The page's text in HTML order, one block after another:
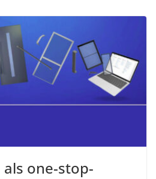
one-stop-